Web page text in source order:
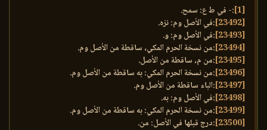
[1] :- في ط ع: سمح.
[23492]
:في الأصل وم: نزه.
[23493]
:في الأصل وم: و.
[23494]
:من نسخة الحرم المكي، ساقطة من الأصل وم.
[23495]
:من م، ساقطة من الأصل.
[23496]
:من نسخة الحرم المكي: به ساقطة من الأصل وم.
[23497]
:الباء ساقطة من الأصل وم.
[23498]
:في الأصل وم: به.
[23499]
:من نسخة الحرم المكي: به ساقطة من الأصل وم.
[23500]
:درج قبلها في الأصل: من.